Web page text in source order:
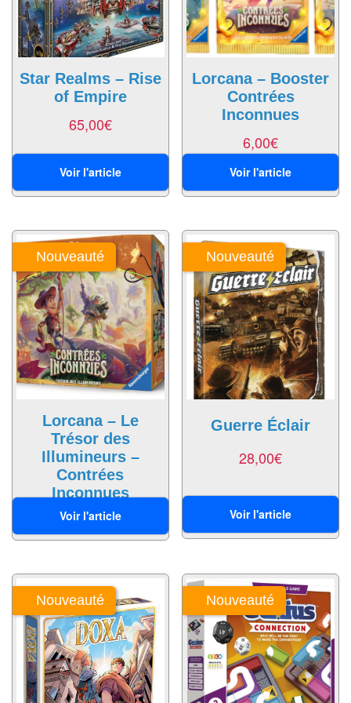
Pour
les
enfants
Pour
Pour
initiés
Pour
les
experts
En
solitaire
Pour
2
Joueurs
Ambiance
Coopératif
Gestion
Game
/
Enquête
Jeux
évolutifs
Star Realms – Rise
of Empire
65,00€
Voir l'article
Lorcana – Booster
Contrées
Inconnues
6,00€
Voir l'article
Lorcana – Le
Trésor des
Illumineurs –
Contrées
Inconnues
Nouveauté
55,00€
Voir l'article
Guerre Éclair
Nouveauté
28,00€
Voir l'article
Nouveauté Nouveauté